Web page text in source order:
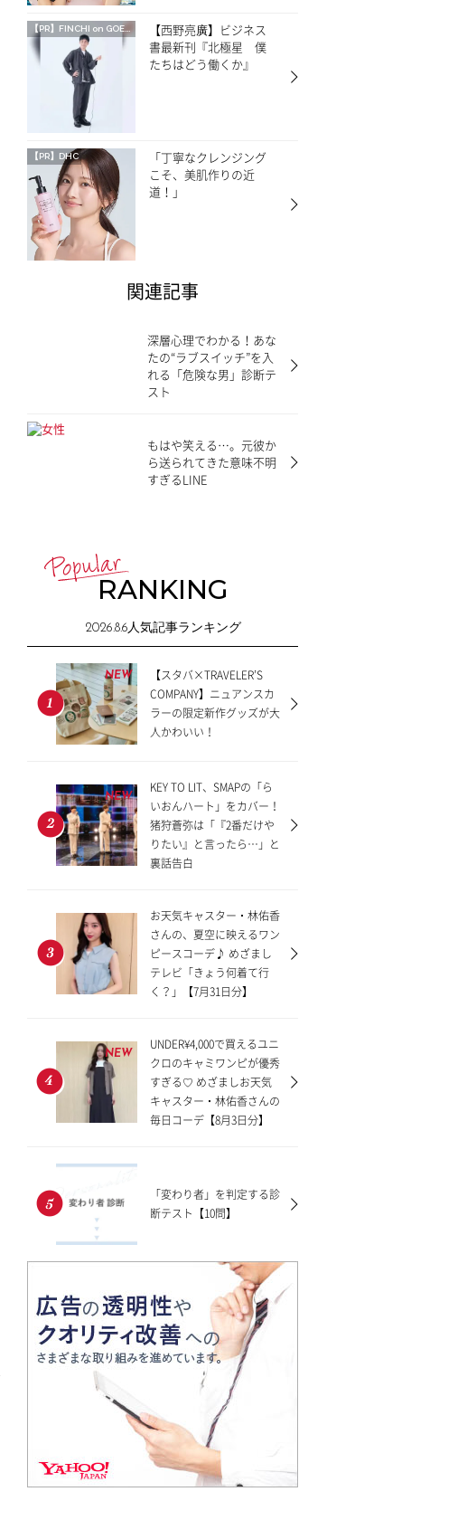
【PR】 FINCHI on GOETHE
【西野亮廣】ビジネス
書最新刊『北極星 僕
たちはどう働くか』
【PR】DHC
「丁寧なクレンジング
こそ、美肌作りの近
道！」
関連記事
深層心理でわかる！あな
たの“ラブスイッチ”を入
れる「危険な男」診断テ
スト
もはや笑える…。元彼か
ら送られてきた意味不明
すぎるLINE
RANKING
2026.8.6人気記事ランキング
NEW
【スタバ×TRAVELER’S
COMPANY】ニュアンスカ
ラーの限定新作グッズが大
人かわいい！
NEW
KEY TO LIT、SMAPの「ら
いおんハート」をカバー！
猪狩蒼弥は「『2番だけや
りたい』と言ったら…」と
裏話告白
お天気キャスター・林佑香
さんの、夏空に映えるワン
ピースコーデ♪ めざまし
テレビ「きょう何着て行
く？」【7月31日分】
NEW
UNDER¥4,000で買えるユニ
クロのキャミワンピが優秀
すぎる♡ めざましお天気
キャスター・林佑香さんの
毎日コーデ【8月3日分】
「変わり者」を判定する診
断テスト【10問】